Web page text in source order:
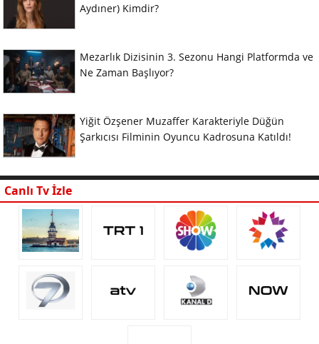
Aydıner) Kimdir?
Mezarlık Dizisinin 3. Sezonu Hangi Platformda ve
Ne Zaman Başlıyor?
Yiğit Özşener Muzaffer Karakteriyle Düğün
Şarkıcısı Filminin Oyuncu Kadrosuna Katıldı!
Canlı Tv İzle